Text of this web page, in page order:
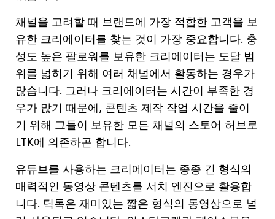
채널을 고려할 때 브랜드에 가장 적합한 고객을 보
유한 크리에이터를 찾는 것이 가장 중요합니다. 충
성도 높은 팔로워를 보유한 크리에이터는 도달 범
위를 넓히기 위해 여러 채널에서 활동하는 경우가
많습니다. 그러나 크리에이터는 시간이 부족한 경
우가 많기 때문에 , 콘텐츠 제작 작업 시간을 줄이
기
위해 그들이 보유한 모든 채널의 스토어 허브로
LTK에 의존하곤 합니다.
유튜브를 사용하는 크리에이터는 종종 긴 형식의
매력적인 동영상 콘텐츠를 서치 엔진으로 활용합
니다. 틱톡은 재미있는 짧은 형식의 동영상으로 널